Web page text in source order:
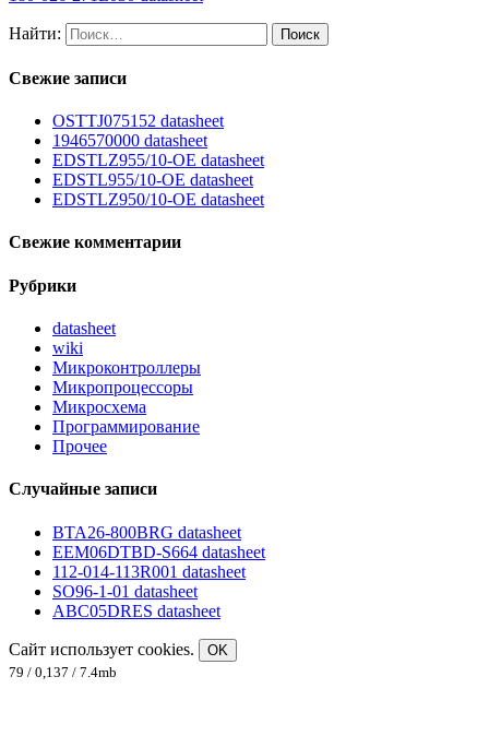
Найти:
Свежие записи
OSTTJ075152 datasheet
1946570000 datasheet
EDSTLZ955/10-OE datasheet
EDSTL955/10-OE datasheet
EDSTLZ950/10-OE datasheet
Свежие комментарии
Рубрики
datasheet
wiki
Микроконтроллеры
Микропроцессоры
Микросхема
Программирование
Прочее
Случайные записи
BTA26-800BRG datasheet
EEM06DTBD-S664 datasheet
112-014-113R001 datasheet
SO96-1-01 datasheet
ABC05DRES datasheet
Сайт использует cookies.
OK
79 / 0,137 / 7.4mb